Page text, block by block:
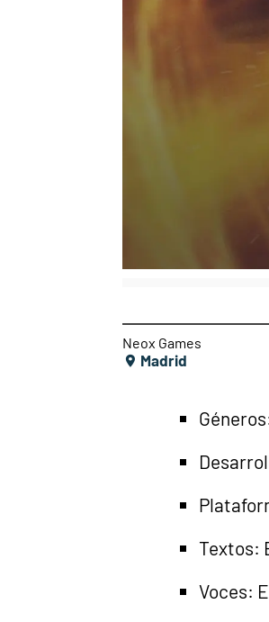
Neox Games
Madrid
Textos:
Voces: